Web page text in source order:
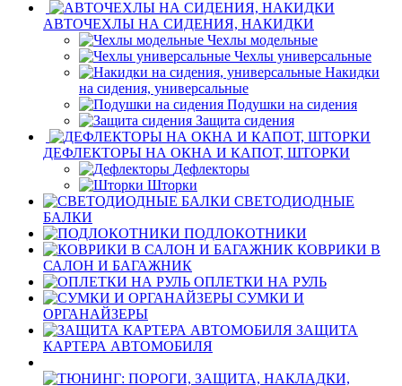
АВТОЧЕХЛЫ НА СИДЕНИЯ, НАКИДКИ
Чехлы модельные
Чехлы универсальные
Накидки
на сидения, универсальные
Подушки на сидения
Защита сидения
ДЕФЛЕКТОРЫ НА ОКНА И КАПОТ, ШТОРКИ
Дефлекторы
Шторки
СВЕТОДИОДНЫЕ
БАЛКИ
ПОДЛОКОТНИКИ
КОВРИКИ В
САЛОН И БАГАЖНИК
ОПЛЕТКИ НА РУЛЬ
СУМКИ И
ОРГАНАЙЗЕРЫ
ЗАЩИТА
КАРТЕРА АВТОМОБИЛЯ